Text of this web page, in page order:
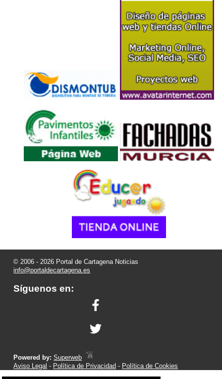
© 2006 - 2026 Portal de Cartagena Noticias
info@portaldecartagena.es
Síguenos en:
Powered by:Superweb
Aviso Legal - Política de Privacidad - Política de Cookies